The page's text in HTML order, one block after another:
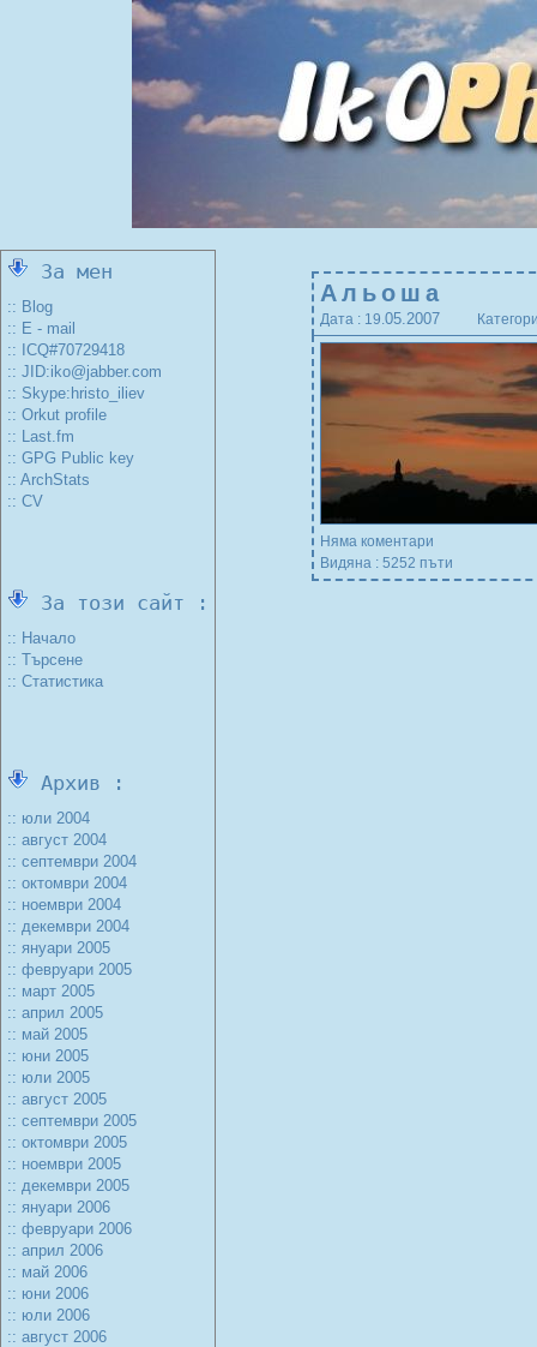
За мен
:: Blog
:: E - mail
:: ICQ#70729418
:: JID:iko@jabber.com
:: Skype:hristo_iliev
:: Orkut profile
:: Last.fm
:: GPG Public key
:: ArchStats
:: CV
За този сайт :
:: Начало
:: Търсене
:: Статистика
Архив :
:: юли 2004
:: август 2004
:: септември 2004
:: октомври 2004
:: ноември 2004
:: декември 2004
:: януари 2005
:: февруари 2005
:: март 2005
:: април 2005
:: май 2005
:: юни 2005
:: юли 2005
:: август 2005
:: септември 2005
:: октомври 2005
:: ноември 2005
:: декември 2005
:: януари 2006
:: февруари 2006
:: април 2006
:: май 2006
:: юни 2006
:: юли 2006
:: август 2006
Альоша
Дата : 19.05.2007
Няма коментари
Видяна : 5252 пъти